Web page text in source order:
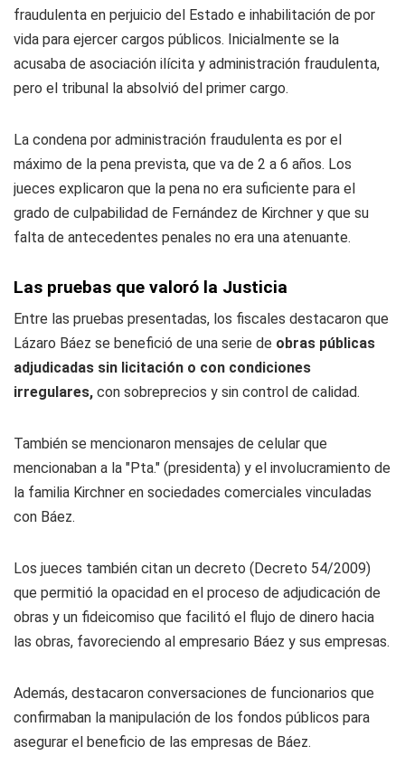
fraudulenta en perjuicio del Estado e inhabilitación de por
vida para ejercer cargos públicos. Inicialmente se la
acusaba de asociación ilícita y administración fraudulenta,
pero el tribunal la absolvió del primer cargo.
La condena por administración fraudulenta es por el
máximo de la pena prevista, que va de 2 a 6 años. Los
jueces explicaron que la pena no era suficiente para el
grado de culpabilidad de Fernández de Kirchner y que su
falta de antecedentes penales no era una atenuante.
Las pruebas que valoró la Justicia
Entre las pruebas presentadas, los fiscales destacaron que
Lázaro Báez se benefició de una serie de obras públicas
adjudicadas sin licitación o con condiciones
irregulares, con sobreprecios y sin control de calidad.
También se mencionaron mensajes de celular que
mencionaban a la "Pta." (presidenta) y el involucramiento de
la familia Kirchner en sociedades comerciales vinculadas
con Báez.
Los jueces también citan un decreto (Decreto 54/2009)
que permitió la opacidad en el proceso de adjudicación de
obras y un fideicomiso que facilitó el flujo de dinero hacia
las obras, favoreciendo al empresario Báez y sus empresas.
Además, destacaron conversaciones de funcionarios que
confirmaban la manipulación de los fondos públicos para
asegurar el beneficio de las empresas de Báez.